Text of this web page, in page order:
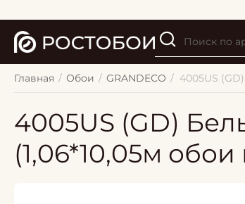
Главная / Обои / GRANDECO / 4005US
4005US (GD)
(1,06*10,05м